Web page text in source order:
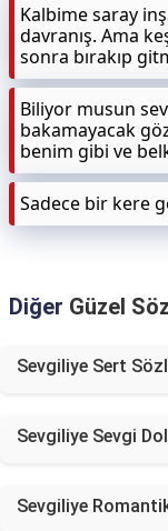
Kalbime saray
davranış. Ama
sonra bırakıp
Biliyor musun
bakamayacak
benim gibi ve
Sadece bir kere
Diğer Güzel
Sevgiliye Sert
Sevgiliye Sevgi
Sevgiliye